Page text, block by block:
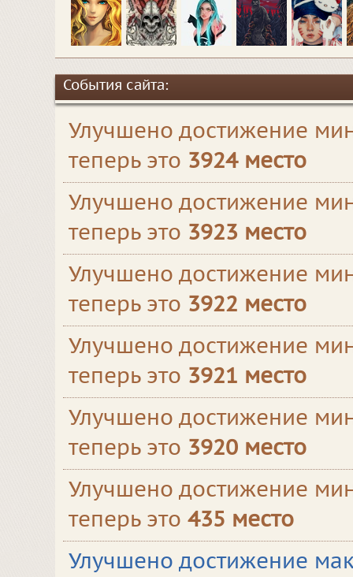
События сайта:
Улучшено достижение
теперь это 3924 место
Улучшено достижение
теперь это 3923 место
Улучшено достижение
теперь это 3922 место
Улучшено достижение
теперь это 3921 место
Улучшено достижение
теперь это 3920 место
Улучшено достижение
теперь это 435 место
Улучшено достижение